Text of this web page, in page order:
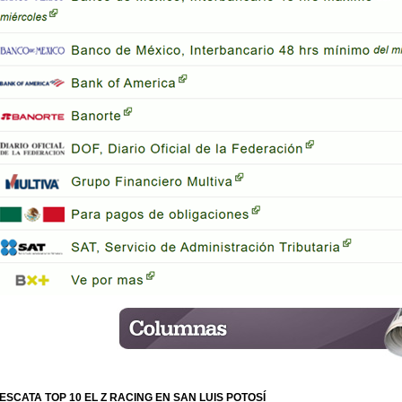
TOP 10 EL Z RACING EN SAN LUIS POTOSÍ